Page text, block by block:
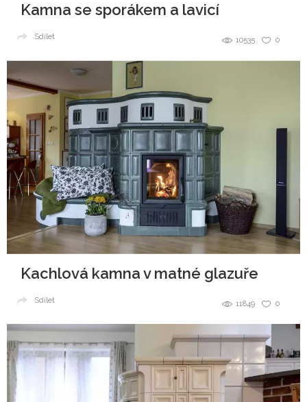
Kamna se sporákem a lavicí
0
10535
Sdílet
Kachlová kamna v matné glazuře
0
11849
Sdílet